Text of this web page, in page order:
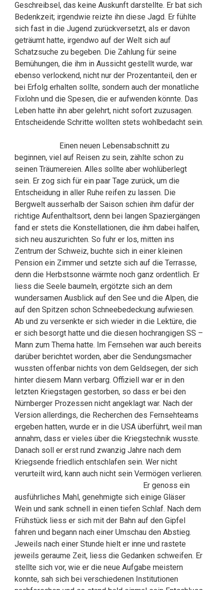
Geschreibsel, das keine Auskunft darstellte. Er bat sich
Bedenkzeit; irgendwie reizte ihn diese Jagd. Er fühlte
sich fast in die Jugend zurückversetzt, als er davon
geträumt hatte, irgendwo auf der Welt sich auf
Schatzsuche zu begeben. Die Zahlung für seine
Bemühungen, die ihm in Aussicht gestellt wurde, war
ebenso verlockend, nicht nur der Prozentanteil, den er
bei Erfolg erhalten sollte, sondern auch der monatliche
Fixlohn und die Spesen, die er aufwenden könnte. Das
Leben hatte ihn aber gelehrt, nicht sofort zuzusagen.
Entscheidende Schritte wollten stets wohlbedacht sein.
Einen neuen Lebensabschnitt zu
beginnen, viel auf Reisen zu sein, zählte schon zu
seinen Träumereien. Alles sollte aber wohlüberlegt
sein. Er zog sich für ein paar Tage zurück, um die
Entscheidung in aller Ruhe reifen zu lassen. Die
Bergwelt ausserhalb der Saison schien ihm dafür der
richtige Aufenthaltsort, denn bei langen Spaziergängen
fand er stets die Konstellationen, die ihm dabei halfen,
sich neu auszurichten. So fuhr er los, mitten ins
Zentrum der Schweiz, buchte sich in einer kleinen
Pension ein Zimmer und setzte sich auf die Terrasse,
denn die Herbstsonne wärmte noch ganz ordentlich. Er
liess die Seele baumeln, ergötzte sich an dem
wundersamen Ausblick auf den See und die Alpen, die
auf den Spitzen schon Schneebedeckung aufwiesen.
Ab und zu versenkte er sich wieder in die Lektüre, die
er sich besorgt hatte und die diesen hochrangigen SS –
Mann zum Thema hatte. Im Fernsehen war auch bereits
darüber berichtet worden, aber die Sendungsmacher
wussten offenbar nichts von dem Geldsegen, der sich
hinter diesem Mann verbarg. Offiziell war er in den
letzten Kriegstagen gestorben, so dass er bei den
Nürnberger Prozessen nicht angeklagt war. Nach der
Version allerdings, die Recherchen des Fernsehteams
ergeben hatten, wurde er in die USA überführt, weil man
annahm, dass er vieles über die Kriegstechnik wusste.
Danach soll er erst rund zwanzig Jahre nach dem
Kriegsende friedlich entschlafen sein. Wer nicht
verurteilt wird, kann auch nicht sein Vermögen verlieren.
Er genoss ein
ausführliches Mahl, genehmigte sich einige Gläser
Wein und sank schnell in einen tiefen Schlaf. Nach dem
Frühstück liess er sich mit der Bahn auf den Gipfel
fahren und begann nach einer Umschau den Abstieg.
Jeweils nach einer Stunde hielt er inne und rastete
jeweils geraume Zeit, liess die Gedanken schweifen. Er
stellte sich vor, wie er die neue Aufgabe meistern
konnte, sah sich bei verschiedenen Institutionen